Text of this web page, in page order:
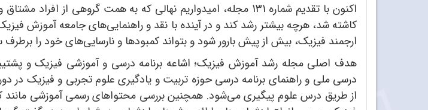
اکنون با تقدیم شماره 131 مجله، امیدواریم نهالی که به همت گروهی از
کاشته شد، هرچه بیشتر رشد کند و در آینده با نقد و راهنمایی‌های جامعه آموزش
ارجمند فیزیک، بیش از پیش بارور شود و بتواند کمبودها و نارسایی‌های خود را برطرف
هدف اصلی مجله رشد آموزش فیزیک؛ اشاعه برنامه درسی و آموزشی فیزیک و
از طریق درس علوم پیگیری می‌شود. همچنین بررسی محتواهای رسمی آموزشی